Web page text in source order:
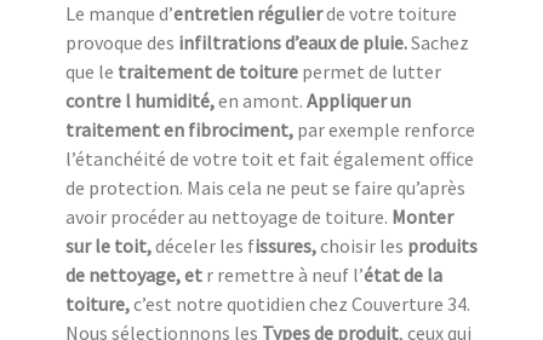
Le manque d’entretien régulierde votre toiture
provoque des infiltrations d’eaux de pluie.Sachez
que le traitement de toiture permet de lutter
contre l humidité,en amont. Appliquer un
traitement en fibrociment, par exemple renforce
l’étanchéité de votre toit et fait également office
de protection. Mais cela ne peut se faire qu’après
avoir procéder au nettoyage de toiture. Monter
sur le toit,déceler les fissures,choisir les produits
de nettoyage, et r remettre à neuf l’état de la
toiture,c’est notre quotidien chez Couverture 34.
Nous sélectionnons les Types de produit, ceux qui